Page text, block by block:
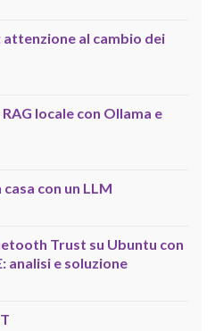
al cambio dei
locale con Ollama e
con un LLM
Trust su Ubuntu con
analisi e soluzione